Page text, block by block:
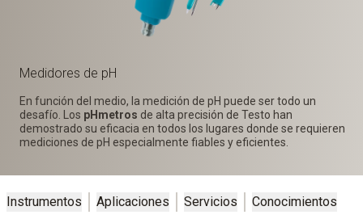
Medidores de pH
En función del medio, la medición de pH puede ser todo un
desafío. Los pHmetros de alta precisión de Testo han
demostrado su eficacia en todos los lugares donde se requieren
mediciones de pH especialmente fiables y eficientes.
Instrumentos Aplicaciones Servicios Conocimientos